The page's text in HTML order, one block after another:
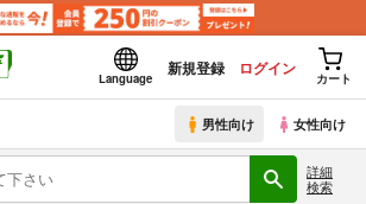
Language
新規登録 ログイン
カート
男性向け 女性向け
詳細
検索